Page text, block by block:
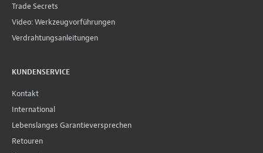
Trade Secrets
Video: Werkzeugvorführungen
Verdrahtungsanleitungen
KUNDENSERVICE
Kontakt
International
Lebenslanges Garantieversprechen
Retouren